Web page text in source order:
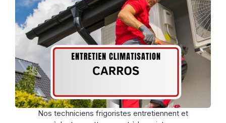
Nos techniciens frigoristes entretiennent et